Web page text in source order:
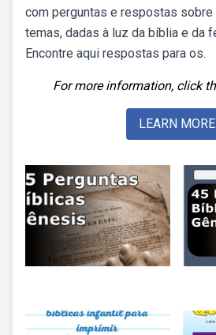
com perguntas e respostas
temas, dadas à luz da bíblia e da
Encontre aqui respostas para os.
For more information, click
LEARN MORE